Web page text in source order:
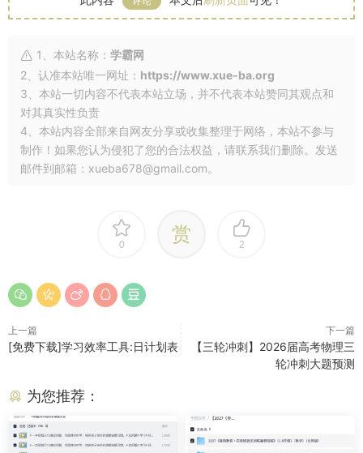
1、本站名称： 学霸网
2、认准本站唯一网址： https://www.xue-ba.org
3、本站一切内容不代表本站立场，并不代表本站赞同其观点和
对其真实性负责
4、本站内容全部来自网友分享或收集整理于网络，本站不参与
制作！如果您认为侵犯了您的合法权益，请联系我们删除。发送
邮件到邮箱：xueba678@gmail.com。
0 赏 2
上一篇
[免费下载]学习效率工具:日计划表
下一篇
【三轮冲刺】2026届高考物理三
轮冲刺大题预测
为您推荐：